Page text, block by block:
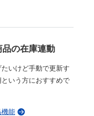
品の在庫連動
いけど手動で更新す
いう方におすすめで
機能